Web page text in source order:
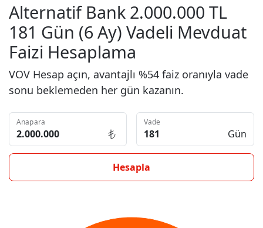
Alternatif Bank 2.000.000 TL
181 Gün (6 Ay) Vadeli Mevduat
Faizi Hesaplama
VOV Hesap açın, avantajlı %54 faiz oranıyla vade
sonu beklemeden her gün kazanın.
Anapara Vade
Gün
Hesapla